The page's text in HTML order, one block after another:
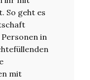
So geht es
in
mit